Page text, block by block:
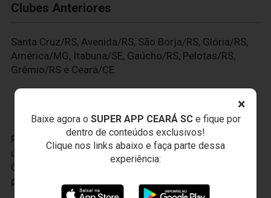
×
Baixe agora o SUPER APP CEARÁ SCe fique por
dentro de conteúdos exclusivos!
Clique nos links abaixo e faça parte dessa
experiência:
Clubes Anteriores
Santa Cruz/RS, Avenida/RS, São Borja/RS, Glória/RS,
América/MG, Itabuna/SE, Gaúcho/RS, Pelotas/RS,
Grêmio/RS e Ceará/CE.
Faça seu cadastro noVozaoID.com, é a sua conta
única para todo o universo do Ceará Sporting Club.
Com ela, você terá uma experiência cada vez mais
personalizada.